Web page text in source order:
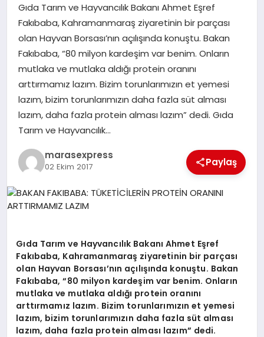
GÖKSUN
TÜRKOĞLU
PAZARCIK
KÜNYE
NURHAK
Gıda Tarım ve Hayvancılık Bakanı Ahmet Eşref
Fakıbaba, Kahramanmaraş ziyaretinin bir parçası
olan Hayvan Borsası’nın açılışında konuştu. Bakan
Fakıbaba, “80 milyon kardeşim var benim. Onların
mutlaka ve mutlaka aldığı protein oranını
arttırmamız lazım. Bizim torunlarımızın et yemesi
lazım, bizim torunlarımızın daha fazla süt alması
lazım, daha fazla protein alması lazım” dedi. Gıda
Tarım ve Hayvancılık…
marasexpress
02 Ekim 2017 Paylaş
Gıda Tarım ve Hayvancılık Bakanı Ahmet Eşref
Fakıbaba, Kahramanmaraş ziyaretinin bir parçası
olan Hayvan Borsası’nın açılışında konuştu. Bakan
Fakıbaba, “80 milyon kardeşim var benim. Onların
mutlaka ve mutlaka aldığı protein oranını
arttırmamız lazım. Bizim torunlarımızın et yemesi
lazım, bizim torunlarımızın daha fazla süt alması
lazım, daha fazla protein alması lazım” dedi.